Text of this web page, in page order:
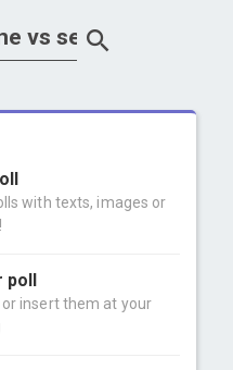
with texts, images or
poll
insert them at your